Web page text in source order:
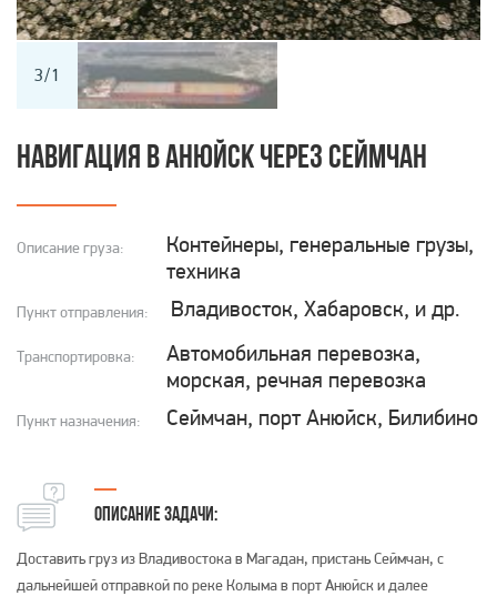
3/1
НАВИГАЦИЯ В АНЮЙСК ЧЕРЕЗ СЕЙМЧАН
Описание груза:
Контейнеры, генеральные грузы,
техника
Пункт отправления: Владивосток, Хабаровск, и др.
Транспортировка:
Автомобильная перевозка,
морская, речная перевозка
Пункт назначения: Сеймчан, порт Анюйск, Билибино
ОПИСАНИЕ ЗАДАЧИ:
Доставить груз из Владивостока в Магадан, пристань Сеймчан, с
дальнейшей отправкой по реке Колыма в порт Анюйск и далее
Перевозки грузов на Север
Перевозки грузов по России
Перевозки опасных грузов
Я даю свое согласие на обработку и хранение
моих персональных данных ООО “Транс Лайн”.
Подробнее
ОТПРАВИТЬ